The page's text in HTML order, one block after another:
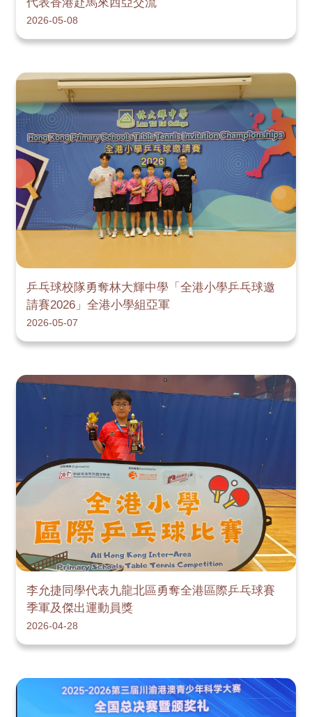
2026-05-08
乒乓球校隊勇奪林大輝中學「全港小學乒乓球邀
請賽2026」全港小學組亞軍
2026-05-07
李允捷同學代表九龍北區勇奪全港區際乒乓球賽
季軍及傑出運動員獎
2026-04-28